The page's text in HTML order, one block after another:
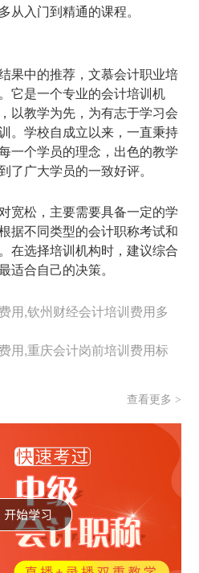
从入门到精通的课程。
果中的推荐，文慕会计职业培
它是一个专业的会计培训机
以教学为先，为有志于学习会
。学校自成立以来，一直秉持
一个学员的理念，出色的教学
了广大学员的一致好评。
宽松，主要需要具备一定的学
据不同类型的会计职称考试和
在选择培训机构时，建议综合
适合自己的决策。
用,钦州财经会计培训费用多
用,重庆会计岗前培训费用标
查看更多 >